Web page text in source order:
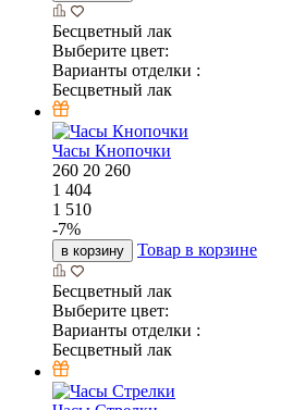
Бесцветный лак
Выберите цвет:
Варианты отделки :
Бесцветный лак
Часы Кнопочки
260 20 260
1 404
1 510
-7%
в корзину Товар в корзине
Бесцветный лак
Выберите цвет:
Варианты отделки :
Бесцветный лак